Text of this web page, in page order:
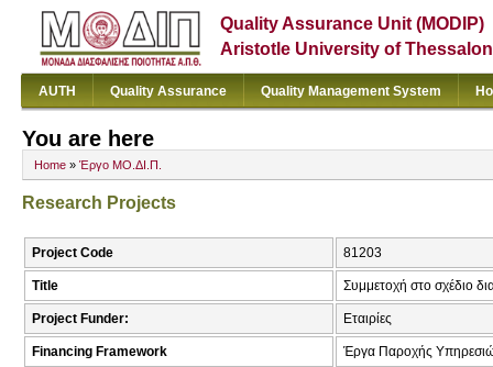
Quality Assurance Unit (MODIP)
Aristotle University of
AUTH Quality Assurance Quality Management System
You are here
Home » Έργο ΜΟ.ΔΙ.Π.
Research Projects
Project Code 81203
Title Συμμετοχή στο σχέδιο
Project Funder: Εταιρίες
Financing Framework Έργα Παροχής